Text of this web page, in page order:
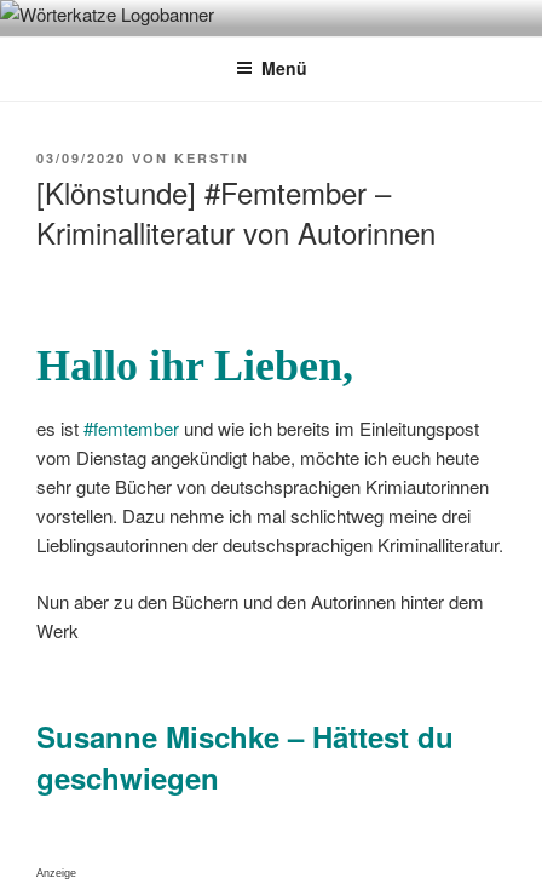
Zum
InhaltWÖRTERKATZE
Von Büchern erzählen
Menü
VERÖFFENTLICHT
03/09/2020 VON KERSTIN
[Klönstunde] #Femtember –
Kriminalliteratur von Autorinnen
Hallo ihr Lieben,
es ist#femtember und wie ich bereits im Einleitungspost
vom Dienstag angekündigt habe, möchte ich euch heute
sehr gute Bücher von deutschsprachigen Krimiautorinnen
vorstellen. Dazu nehme ich mal schlichtweg meine drei
Lieblingsautorinnen der deutschsprachigen Kriminalliteratur.
Nun aber zu den Büchern und den Autorinnen hinter dem
Werk
Susanne Mischke – Hättest du
geschwiegen
Anzeige